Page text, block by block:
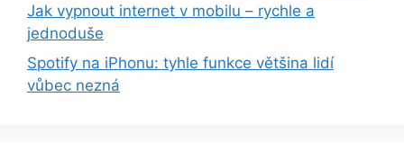
Jak vypnout internet v mobilu – rychle a
jednoduše
Spotify na iPhonu: tyhle funkce většina lidí
vůbec nezná